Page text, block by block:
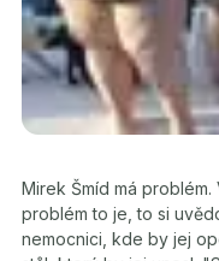
Mirek Šmíd má
problém to je, to si
nemocnici, kde by jej